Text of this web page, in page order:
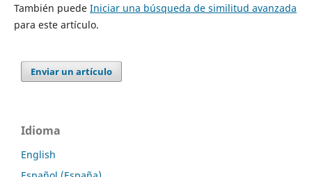
También puede Iniciar una búsqueda de similitud avanzada
para este artículo.
Enviar un artículo
Idioma
English